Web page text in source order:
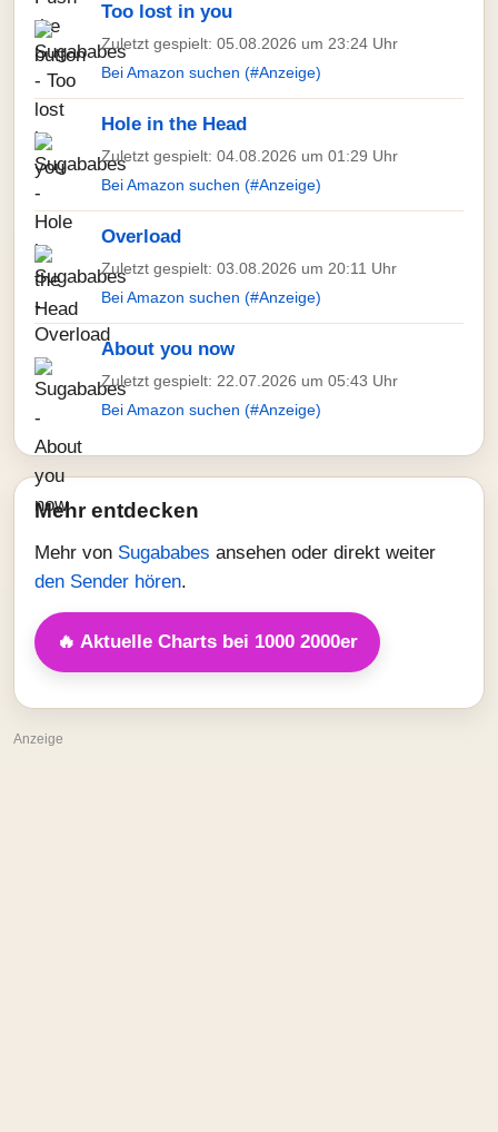
Too lost in you
Zuletzt gespielt: 05.08.2026 um 23:24 Uhr
Bei Amazon suchen (#Anzeige)
Hole in the Head
Zuletzt gespielt: 04.08.2026 um 01:29 Uhr
Bei Amazon suchen (#Anzeige)
Overload
Zuletzt gespielt: 03.08.2026 um 20:11 Uhr
Bei Amazon suchen (#Anzeige)
About you now
Zuletzt gespielt: 22.07.2026 um 05:43 Uhr
Bei Amazon suchen (#Anzeige)
Mehr entdecken
Mehr von Sugababes ansehen oder direkt weiter
den Sender hören.
🔥 Aktuelle Charts bei 1000 2000er
Anzeige